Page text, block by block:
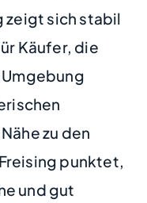
zeigt sich stabil
Käufer, die
zu den
punktet,
und gut